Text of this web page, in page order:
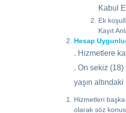
Kabul
Ek
Kayıt
Hesap
. Hizmetlere
. On sekiz (18)
yaşın
Hizmetleri
olarak söz